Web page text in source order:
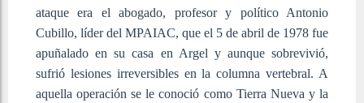
ataque era el abogado, profesor y político Antonio
Cubillo, líder del MPAIAC, que el 5 de abril de 1978 fue
apuñalado en su casa en Argel y aunque sobrevivió,
sufrió lesiones irreversibles en la columna vertebral. A
aquella operación se le conoció como Tierra Nueva y la